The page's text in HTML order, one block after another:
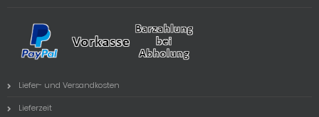
Liefer- und Versandkosten
Lieferzeit